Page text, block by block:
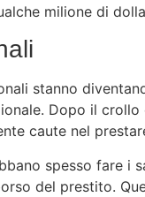
milione di
stanno
Dopo il
caute nel
spesso fare i
del prestito.